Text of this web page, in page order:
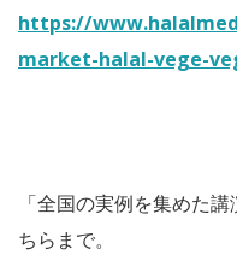
https://
market-halal-vege-
「全国の実例を集めた
ちらまで。